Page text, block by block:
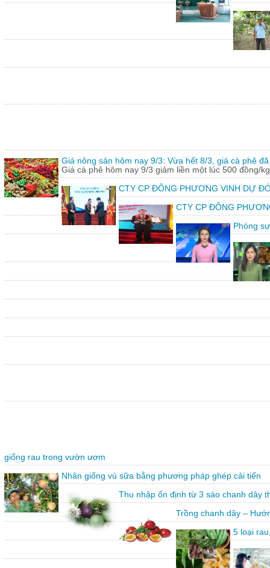
Giá nông sản hôm nay 9/3: Vừa hết 8/3, giá cà phê
Giá cà phê hôm nay 9/3 giảm liền một lúc 500 đồng/
CTY CP ĐÔNG PHƯƠNG VINH DỰ
CTY CP ĐÔNG
Phóng
giống rau trong vườn ươm
Nhân giống vú sữa bằng phương pháp ghép cải tiến
Thu nhập ổn định từ 3 sào chanh dây
Trồng chanh dây –
5 loại